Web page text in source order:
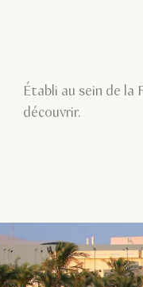
Établi au sein de
découvrir.